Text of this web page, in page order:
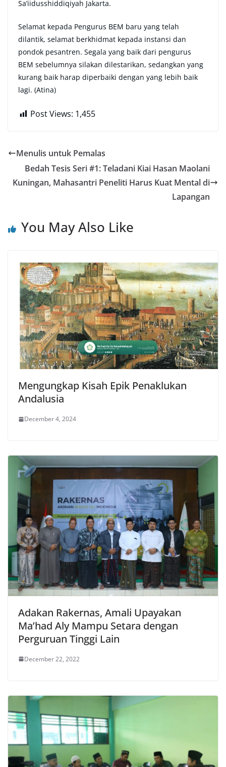
Sa’iidusshiddiqiyah Jakarta.
Selamat kepada Pengurus BEM baru yang telah
dilantik, selamat berkhidmat kepada instansi dan
pondok pesantren. Segala yang baik dari pengurus
BEM sebelumnya silakan dilestarikan, sedangkan yang
kurang baik harap diperbaiki dengan yang lebih baik
lagi. (Atina)
Post Views: 1,455
Menulis untuk Pemalas
Bedah Tesis Seri #1: Teladani Kiai Hasan Maolani
Kuningan, Mahasantri Peneliti Harus Kuat Mental di
Lapangan
You May Also Like
Mengungkap Kisah Epik Penaklukan
Andalusia
December 4, 2024
Adakan Rakernas, Amali Upayakan
Ma’had Aly Mampu Setara dengan
Perguruan Tinggi Lain
December 22, 2022